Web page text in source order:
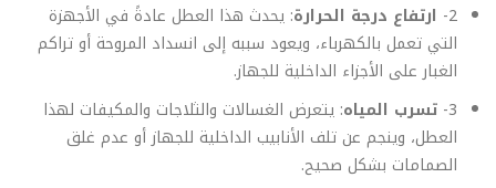
2- ارتفاع درجة الحرارة: يحدث هذا العطل عادةً في الأجهزة
التي تعمل بالكهرباء، ويعود سببه إلى انسداد المروحة أو تراكم
الغبار على الأجزاء الداخلية للجهاز.
3- تسرب المياه: يتعرض الغسالات والثلاجات والمكيفات لهذا
العطل، وينجم عن تلف الأنابيب الداخلية للجهاز أو عدم غلق
الصمامات بشكل صحيح.